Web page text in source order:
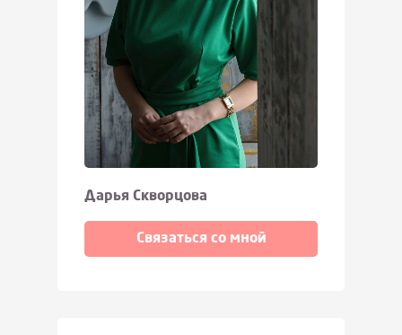
Дарья Скворцова
Связаться со мной